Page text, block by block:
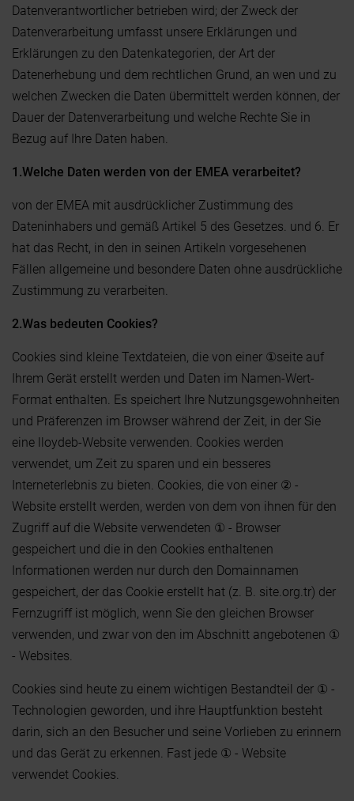
Datenverantwortlicher betrieben wird; der Zweck der
Datenverarbeitung umfasst unsere Erklärungen und
Erklärungen zu den Datenkategorien, der Art der
Datenerhebung und dem rechtlichen Grund, an wen und zu
welchen Zwecken die Daten übermittelt werden können, der
Dauer der Datenverarbeitung und welche Rechte Sie in
Bezug auf Ihre Daten haben.
1.Welche Daten werden von der EMEA verarbeitet?
von der EMEA mit ausdrücklicher Zustimmung des
Dateninhabers und gemäß Artikel 5 des Gesetzes. und 6. Er
hat das Recht, in den in seinen Artikeln vorgesehenen
Fällen allgemeine und besondere Daten ohne ausdrückliche
Zustimmung zu verarbeiten.
2.Was bedeuten Cookies?
Cookies sind kleine Textdateien, die von einer ①seite auf
Ihrem Gerät erstellt werden und Daten im Namen-Wert-
Format enthalten. Es speichert Ihre Nutzungsgewohnheiten
und Präferenzen im Browser während der Zeit, in der Sie
eine lloydeb-Website verwenden. Cookies werden
verwendet, um Zeit zu sparen und ein besseres
Interneterlebnis zu bieten. Cookies, die von einer ② -
Website erstellt werden, werden von dem von ihnen für den
Zugriff auf die Website verwendeten ① - Browser
gespeichert und die in den Cookies enthaltenen
Informationen werden nur durch den Domainnamen
gespeichert, der das Cookie erstellt hat (z. B. site.org.tr) der
Fernzugriff ist möglich, wenn Sie den gleichen Browser
verwenden, und zwar von den im Abschnitt angebotenen ①
- Websites.
Cookies sind heute zu einem wichtigen Bestandteil der ① -
Technologien geworden, und ihre Hauptfunktion besteht
darin, sich an den Besucher und seine Vorlieben zu erinnern
und das Gerät zu erkennen. Fast jede ① - Website
verwendet Cookies.